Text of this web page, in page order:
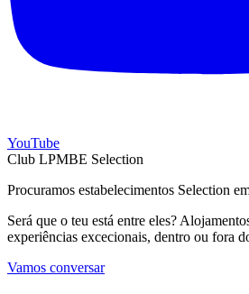
YouTube
Club LPMBE Selection
Procuramos estabelecimentos Selection
Será que o teu está entre eles?
experiências excecionais, dentro ou fora
Vamos conversar